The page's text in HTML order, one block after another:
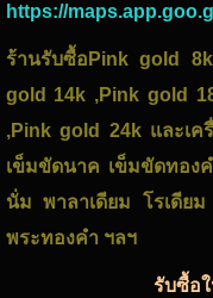
https://
ร้านรับซื้อPink gold
gold 14k ,Pink gold
,Pink gold 24k และเ
เข็มขัดนาค เข็มขัดทอง
นั่ม พาลาเดียม โรเดีย
พระทองคำ ฯลฯ
รับซื้อ